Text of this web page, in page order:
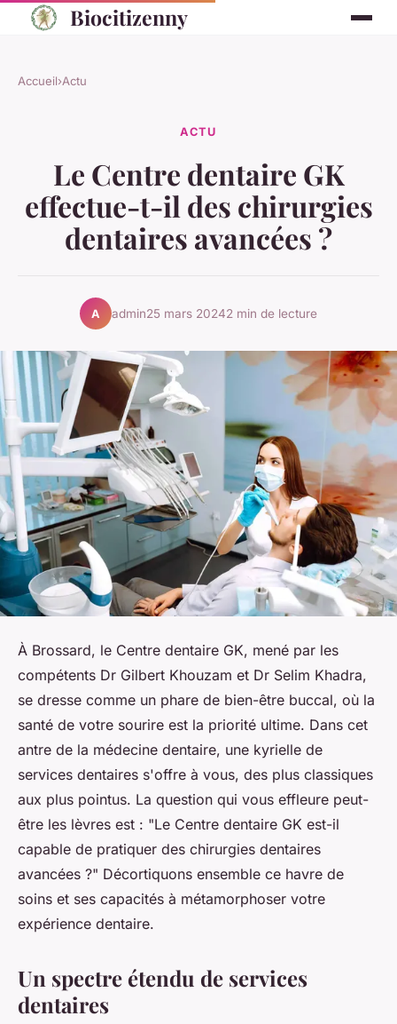
Biocitizenny
Accueil›Actu
ACTU
Le Centre dentaire GK
effectue-t-il des chirurgies
dentaires avancées ?
A admin25 mars 20242 min de lecture
À Brossard, le Centre dentaire GK, mené par les
compétents Dr Gilbert Khouzam et Dr Selim Khadra,
se dresse comme un phare de bien-être buccal, où la
santé de votre sourire est la priorité ultime. Dans cet
antre de la médecine dentaire, une kyrielle de
services dentaires s'offre à vous, des plus classiques
aux plus pointus. La question qui vous effleure peut-
être les lèvres est : "Le Centre dentaire GK est-il
capable de pratiquer des chirurgies dentaires
avancées ?" Décortiquons ensemble ce havre de
soins et ses capacités à métamorphoser votre
expérience dentaire.
Un spectre étendu de services
dentaires